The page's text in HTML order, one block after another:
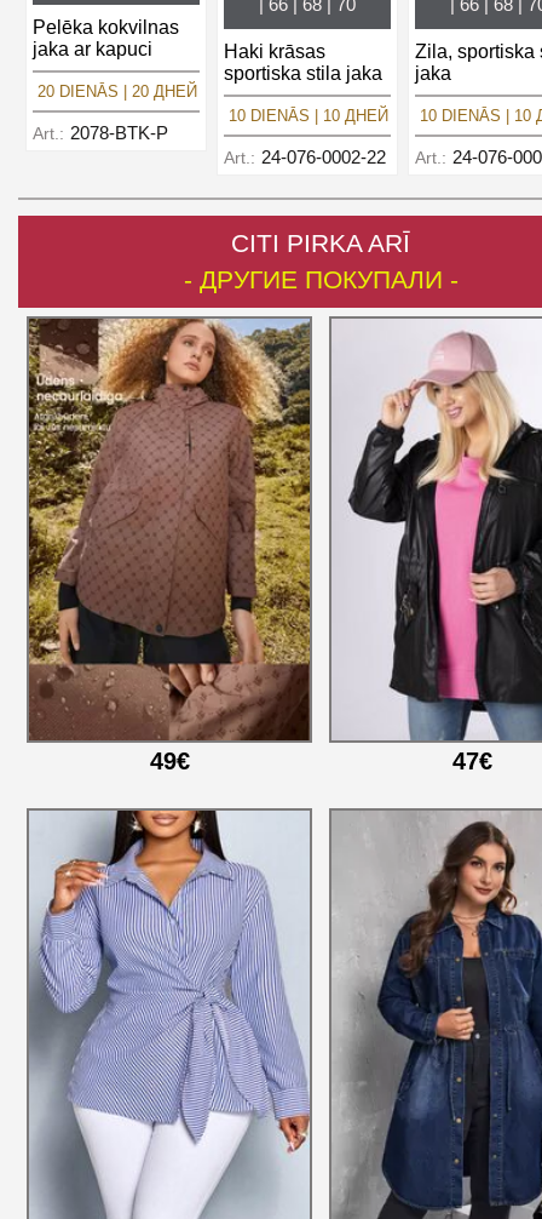
Pelēka kokvilnas
jaka ar kapuci
20 DIENĀS | 20 ДНЕЙ
Art.: 2078-BTK-P
Haki krāsas
sportiska stila jaka
10 DIENĀS | 10 ДНЕЙ
Art.: 24-076-0002-22
Zila, sportiska
jaka
10 DIENĀS | 10
Art.: 24-076-
CITI PIRKA ARĪ
- ДРУГИЕ ПОКУПАЛИ -
49€ 47€